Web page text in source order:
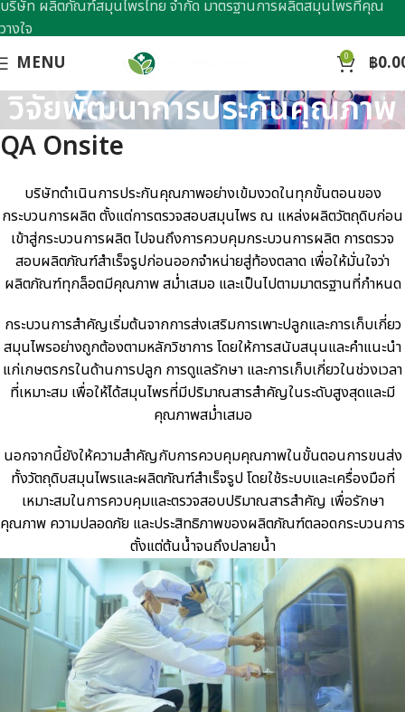
MENU 0 ฿
วิจัยพัฒนาการประกันคุณภาพ
QA Onsite
บริษัทดำเนินการประกันคุณภาพอย่างเข้มงวดในทุกขั้นตอนของ
กระบวนการผลิต ตั้งแต่การตรวจสอบสมุนไพร ณ แหล่งผลิตวัตถุดิบก่อน
เข้าสู่กระบวนการผลิต ไปจนถึงการควบคุมกระบวนการผลิต การตรวจ
สอบผลิตภัณฑ์สำเร็จรูปก่อนออกจำหน่ายสู่ท้องตลาด เพื่อให้มั่นใจว่า
ผลิตภัณฑ์ทุกล็อตมีคุณภาพ สม่ำเสมอ และเป็นไปตามมาตรฐานที่กำหนด
กระบวนการสำคัญเริ่มต้นจากการส่งเสริมการเพาะปลูกและการเก็บเกี่ยว
สมุนไพรอย่างถูกต้องตามหลักวิชาการ โดยให้การสนับสนุนและคำแนะนำ
แก่เกษตรกรในด้านการปลูก การดูแลรักษา และการเก็บเกี่ยวในช่วงเวลา
ที่เหมาะสม เพื่อให้ได้สมุนไพรที่มีปริมาณสารสำคัญในระดับสูงสุดและมี
คุณภาพสม่ำเสมอ
นอกจากนี้ยังให้ความสำคัญกับการควบคุมคุณภาพในขั้นตอนการขนส่ง
ทั้งวัตถุดิบสมุนไพรและผลิตภัณฑ์สำเร็จรูป โดยใช้ระบบและเครื่องมือที่
เหมาะสมในการควบคุมและตรวจสอบปริมาณสารสำคัญ เพื่อรักษา
คุณภาพ ความปลอดภัย และประสิทธิภาพของผลิตภัณฑ์ตลอดกระบวนการ
ตั้งแต่ต้นน้ำจนถึงปลายน้ำ
บริษัท ผลิตภัณฑ์สมุนไพรไทย จำกัด มาตรฐานการผลิตสมุนไพรที่คุณ
วางใจ